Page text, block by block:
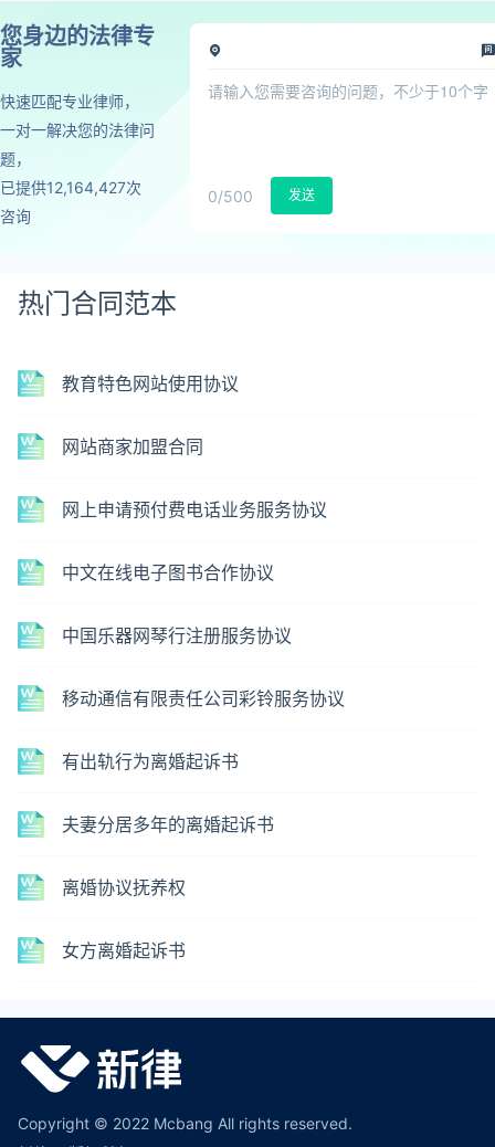
您身边的法律专
家
快速匹配专业律师，
一对一解决您的法律问
题，
已提供12,164,427次
咨询
0/500 发送
热门合同范本
教育特色网站使用协议
网站商家加盟合同
网上申请预付费电话业务服务协议
中文在线电子图书合作协议
中国乐器网琴行注册服务协议
移动通信有限责任公司彩铃服务协议
有出轨行为离婚起诉书
夫妻分居多年的离婚起诉书
离婚协议抚养权
女方离婚起诉书
Copyright © 2022 Mcbang All rights reserved.